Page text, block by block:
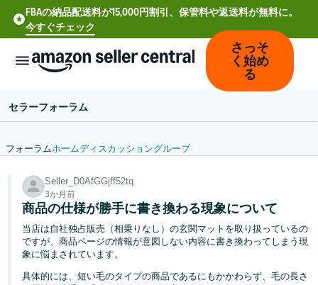
FBAの納品配送料が15,000円割引、保管料や返送料が無料に。
今すぐチェック
文
-
CN
Deutsch
- DE
さっそ
く始め
る
セラーフォーラム
フォーラムホームディスカッショングループ
Seller_D0AfGGjff52tq
3か月前
商品の仕様が勝手に書き換わる現象について
当店は自社独占販売（相乗りなし）の玄関マットを取り扱っているの
ですが、商品ページの情報が意図しない内容に書き換わってしまう現
象に悩まされています。
具体的には、短い毛のタイプの商品であるにもかかわらず、毛の長さ